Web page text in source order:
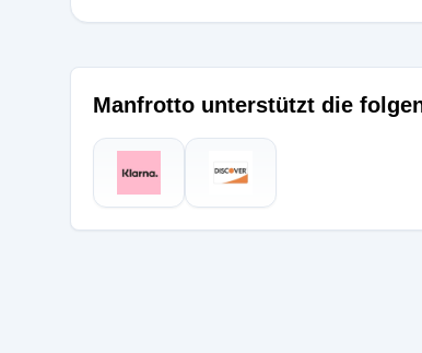
Manfrotto unterstützt die